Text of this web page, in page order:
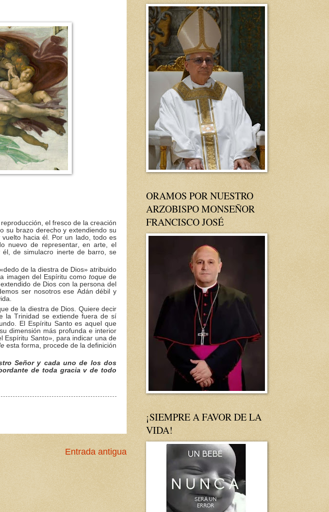
el fresco de la creación
su brazo derecho y extendiendo su
hacia él. Por un lado, todo es
nuevo de representar, en arte, el
de simulacro inerte de barro, se
de la diestra de Dios» atribuido
imagen del Espíritu como toquede
de Dios con la persona del
ser nosotros ese Adán débil y
de la diestra de Dios. Quiere decir
la Trinidad se extiende fuera de sí
El Espíritu Santo es aquel que
dimensión más profunda e interior
Espíritu Santo», para indicar una de
esta forma, procede de la definición
Señor y cada uno de los dos
de toda gracia v de todo
Entrada antigua
ORAMOS POR NUESTRO
ARZOBISPO MONSEÑOR
FRANCISCO JOSÉ
¡SIEMPRE A FAVOR DE LA
VIDA!